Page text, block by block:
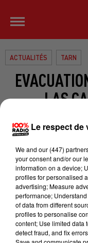
ACTUALITÉS TARN
LAS
Ce sont 70
du lycée LAS
ont été
intervenus
du système
vers 21h30.
s'agissait
Le respect de
We and our (447)
your consent and/or our
information on a device;
profiles for personalised
advertising; Measure
performance;
of data from different
profiles to personalise
content; Use limited data
detect fraud, and fix